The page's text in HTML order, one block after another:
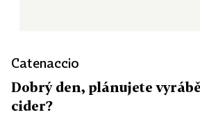
Catenaccio
Dobrý den, plánujete
cider?